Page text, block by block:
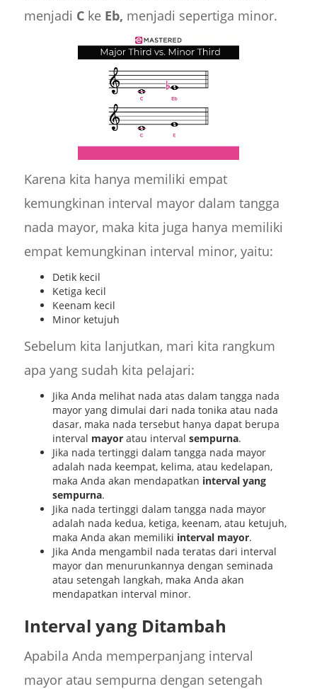
menjadi Cke Eb, menjadi sepertiga minor.
Karena kita hanya memiliki empat
kemungkinan interval mayor dalam tangga
nada mayor, maka kita juga hanya memiliki
empat kemungkinan interval minor, yaitu:
Detik kecil
Ketiga kecil
Keenam kecil
Minor ketujuh
Sebelum kita lanjutkan, mari kita rangkum
apa yang sudah kita pelajari:
Jika Anda melihat nada atas dalam tangga nada
mayor yang dimulai dari nada tonika atau nada
dasar, maka nada tersebut hanya dapat berupa
interval mayoratau interval sempurna.
Jika nada tertinggi dalam tangga nada mayor
adalah nada keempat, kelima, atau kedelapan,
maka Anda akan mendapatkan interval yang
sempurna.
Jika nada tertinggi dalam tangga nada mayor
adalah nada kedua, ketiga, keenam, atau ketujuh,
maka Anda akan memiliki interval mayor.
Jika Anda mengambil nada teratas dari interval
mayor dan menurunkannya dengan seminada
atau setengah langkah, maka Anda akan
mendapatkan interval minor.
Interval yang Ditambah
Apabila Anda memperpanjang interval
mayor atau sempurna dengan setengah